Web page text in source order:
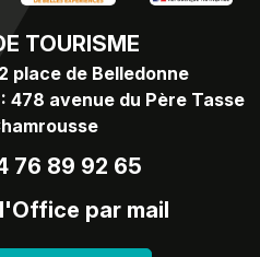
TOURISME
place de Belledonne
478 avenue du Père Tasse
76 89 92 65
par mail